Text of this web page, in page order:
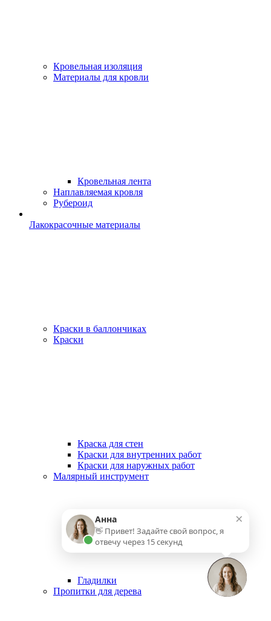
Кровельная изоляция
Материалы для кровли
Кровельная лента
Наплавляемая кровля
Рубероид
Лакокрасочные материалы
Краски в баллончиках
Краски
Краска для стен
Краски для внутренних работ
Краски для наружных работ
Малярный инструмент
Гладилки
Пропитки для дерева
×
Анна
👋 Привет! Задайте свой вопрос, я
отвечу через 15 секунд